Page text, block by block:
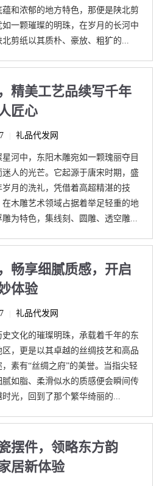
和浓郁的地方特色，那便是陕北剪
一颗璀璨的明珠，在岁月的长河中
剪纸以其质朴、豪放、粗犷的...
精美工艺品续写千年
匠心
礼品代发网
河中，东阳木雕宛如一颗瑰丽夺目
人的光芒。它起源于唐宋时期，盛
月的洗礼，凭借着高超精湛的技
木雕艺术领域占据着举足轻重的地
为特色，集线刻、圆雕、透空雕...
畅享细腻质感，开启
体验
礼品代发网
文化的璀璨明珠，承载着千年的东
，更是以其卓越的丝绸技艺和高品
素有“丝绸之府”的美誉。当指尖轻
如脂、柔滑似水的质感便会瞬间传
光，回到了那个繁华绮丽的...
摆件，领略东方韵
居新体验